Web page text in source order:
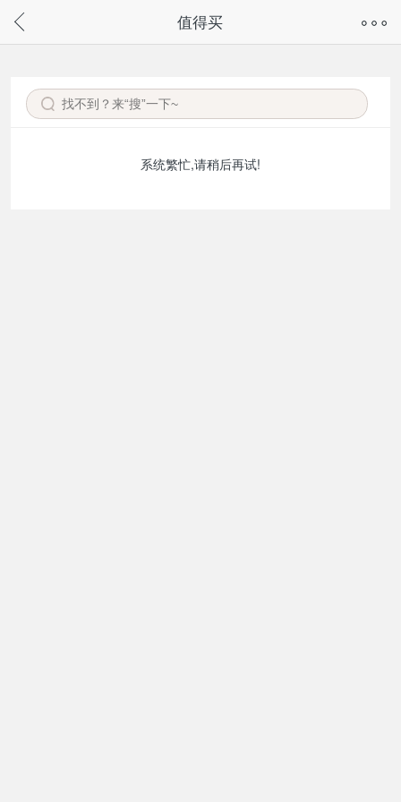
请通过微信或支付宝搜“奇兔客小程序”访问
值得买
系统繁忙,请稍后再试!